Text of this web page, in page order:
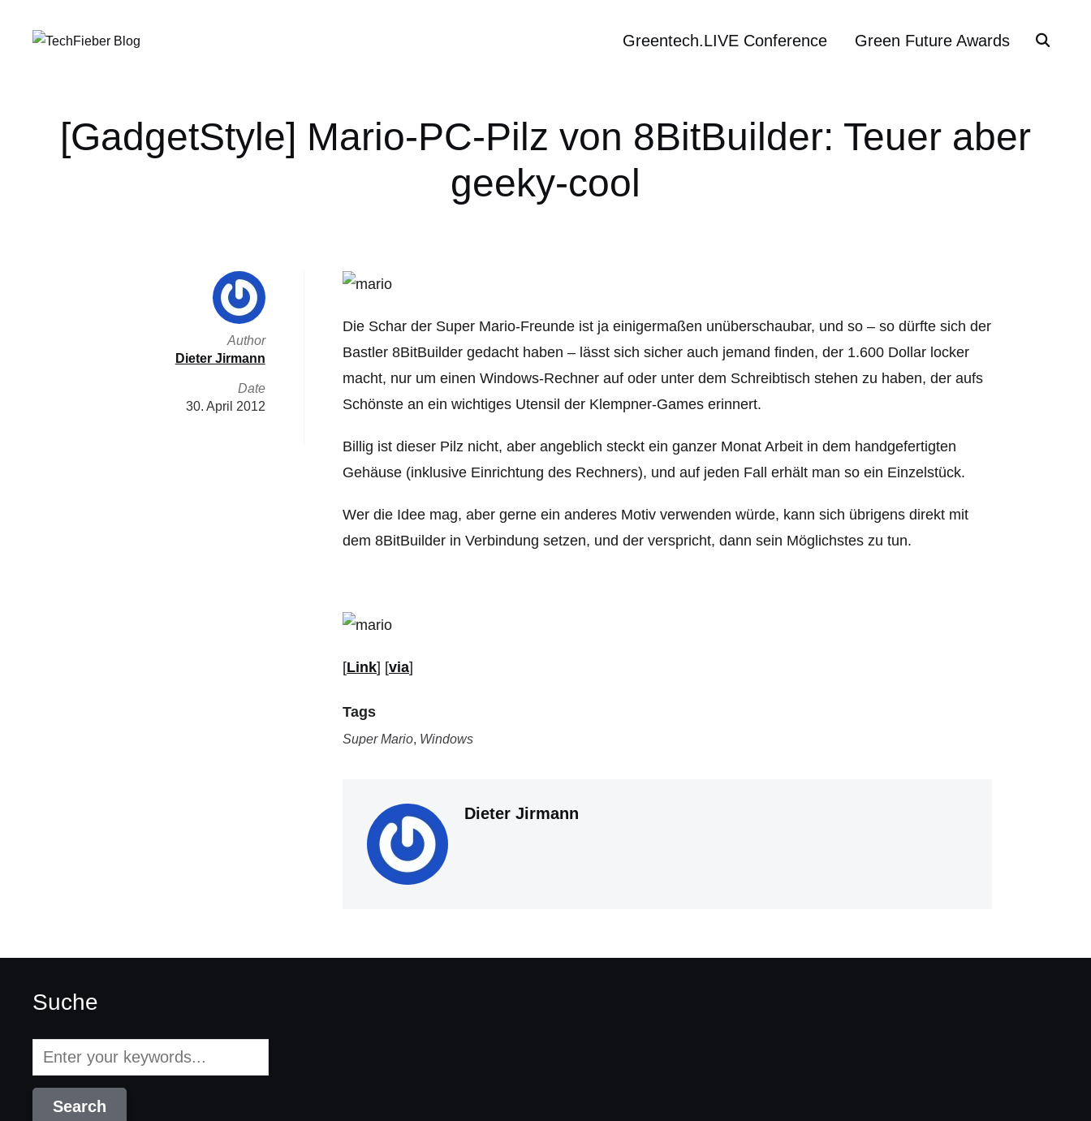
Greentech.LIVE Conference Green Future Awards
[GadgetStyle] Mario-PC-Pilz von 8BitBuilder: Teuer aber
geeky-cool
Die Schar der Super Mario-Freunde ist ja einigermaßen unüberschaubar, und so – so dürfte sich der
Bastler 8BitBuilder gedacht haben – lässt sich sicher auch jemand finden, der 1.600 Dollar locker
macht, nur um einen Windows-Rechner auf oder unter dem Schreibtisch stehen zu haben, der aufs
Schönste an ein wichtiges Utensil der Klempner-Games erinnert.
Billig ist dieser Pilz nicht, aber angeblich steckt ein ganzer Monat Arbeit in dem handgefertigten
Gehäuse (inklusive Einrichtung des Rechners), und auf jeden Fall erhält man so ein Einzelstück.
Wer die Idee mag, aber gerne ein anderes Motiv verwenden würde, kann sich übrigens direkt mit
dem 8BitBuilder in Verbindung setzen, und der verspricht, dann sein Möglichstes zu tun.
[Link] [via]
Tags
Super Mario, Windows
Dieter Jirmann
Author
Dieter Jirmann
Date
30. April 2012
Suche